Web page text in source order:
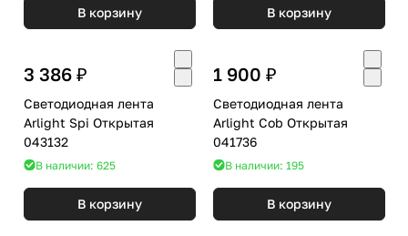
В корзину В корзину
3 386 ₽
Светодиодная лента
Arlight Spi Открытая
043132
В наличии: 625
В корзину
1 900 ₽
Светодиодная лента
Arlight Cob Открытая
041736
В наличии: 195
В корзину